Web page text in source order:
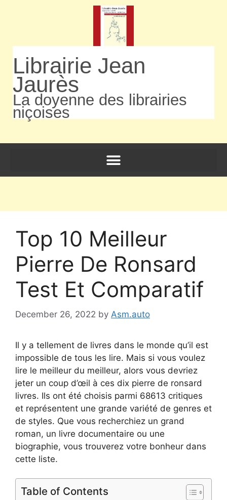
Librairie Jean
Jaurès
La doyenne des librairies
niçoises
Top 10 Meilleur
Pierre De Ronsard
Test Et Comparatif
December 26, 2022 by Asm.auto
Il y a tellement de livres dans le monde qu’il est
impossible de tous les lire. Mais si vous voulez
lire le meilleur du meilleur, alors vous devriez
jeter un coup d’œil à ces dix pierre de ronsard
livres. Ils ont été choisis parmi 68613 critiques
et représentent une grande variété de genres et
de styles. Que vous recherchiez un grand
roman, un livre documentaire ou une
biographie, vous trouverez votre bonheur dans
cette liste.
Table of Contents